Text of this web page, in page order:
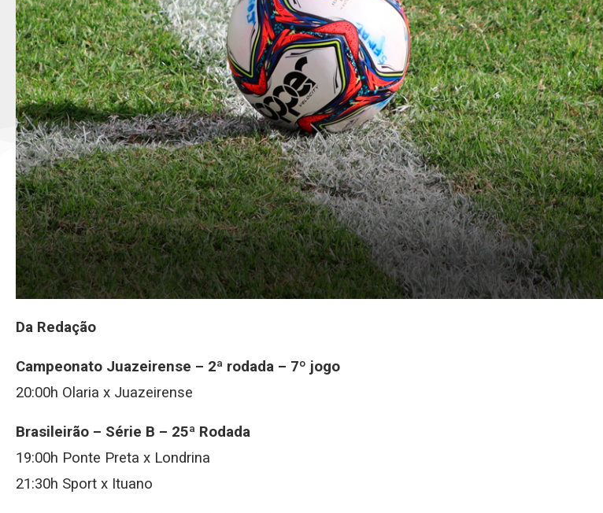
Da Redação
Campeonato Juazeirense – 2ª rodada – 7º jogo
20:00h Olaria x Juazeirense
Brasileirão – Série B – 25ª Rodada
19:00h Ponte Preta x Londrina
21:30h Sport x Ituano